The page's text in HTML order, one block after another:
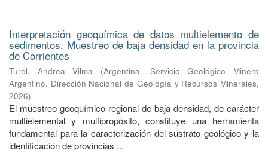
Interpretación geoquímica de datos multielemento de
sedimentos. Muestreo de baja densidad en la provincia
de Corrientes
Turel, Andrea Vilma (Argentina. Servicio Geológico Minero
Argentino. Dirección Nacional de Geología y Recursos Minerales,
2026)
El muestreo geoquímico regional de baja densidad, de carácter
multielemental y multipropósito, constituye una herramienta
fundamental para la caracterización del sustrato geológico y la
identificación de provincias ...